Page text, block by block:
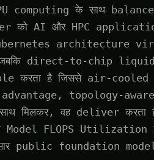
computing के साथ
को AI और HPC
architecture
है, जबकि direct-to-chip
करता है जिससे air-
topology-
वह deliver करता है
Model FLOPS
public foundation